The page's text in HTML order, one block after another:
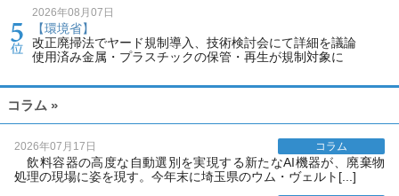
2026年08月07日
【環境省】
改正廃掃法でヤード規制導入、技術検討会にて詳細を議論
使用済み金属・プラスチックの保管・再生が規制対象に
コラム »
2026年07月17日 コラム
飲料容器の高度な自動選別を実現する新たなAI機器が、廃棄物
処理の現場に姿を現す。今年末に埼玉県のウム・ヴェルト[...]